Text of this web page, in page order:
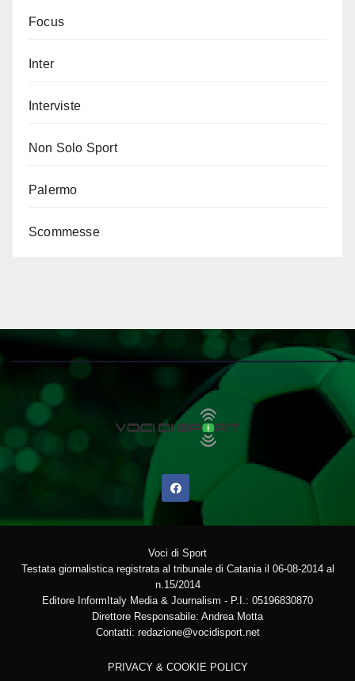
Focus
Inter
Interviste
Non Solo Sport
Palermo
Scommesse
Voci di Sport
Testata giornalistica registrata al tribunale di Catania il 06-08-2014 al
n.15/2014
Editore InformItaly Media & Journalism - P.I.: 05196830870
Direttore Responsabile: Andrea Motta
Contatti: redazione@vocidisport.net
PRIVACY & COOKIE POLICY